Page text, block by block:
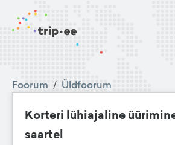
Foorum / Üldfoorum
Korteri lühiajaline
saartel